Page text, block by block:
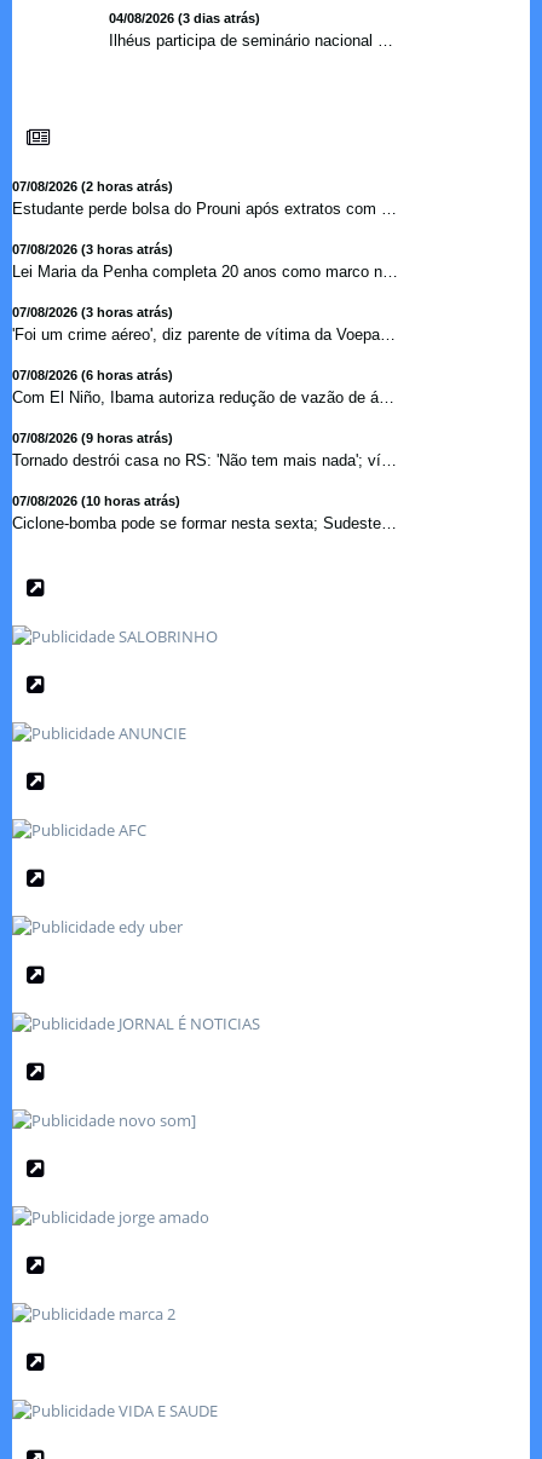
04/08/2026 (3 dias atrás)
Ilhéus participa de seminário nacional sobre turismo sustentável e captação de investimentos
07/08/2026 (2 horas atrás)
Estudante perde bolsa do Prouni após extratos com apostas ...
07/08/2026 (3 horas atrás)
Lei Maria da Penha completa 20 anos como marco no combate �...
07/08/2026 (3 horas atrás)
'Foi um crime aéreo', diz parente de vítima da Voepass ...
07/08/2026 (6 horas atrás)
Com El Niño, Ibama autoriza redução de vazão de água e...
07/08/2026 (9 horas atrás)
Tornado destrói casa no RS: 'Não tem mais nada'; vídeo ...
07/08/2026 (10 horas atrás)
Ciclone-bomba pode se formar nesta sexta; Sudeste terá mai...